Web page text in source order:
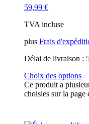
59,99 €
TVA incluse
plus Frais
Délai de livraison :
Choix des options
Ce produit a
choisies sur la page